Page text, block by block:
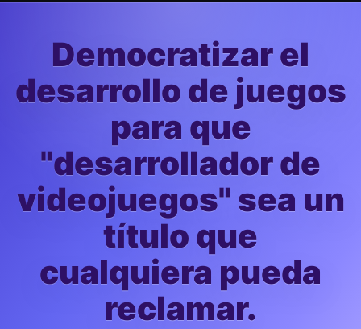
Democratizar el
desarrollo de juegos
para que
"desarrollador de
videojuegos" sea un
título que
cualquiera pueda
reclamar.